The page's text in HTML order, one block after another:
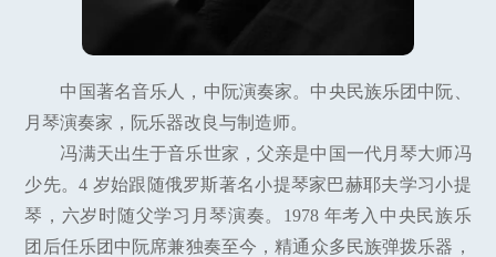
中国著名音乐人，中阮演奏家。中央民族乐团中阮、
月琴演奏家，阮乐器改良与制造师。
冯满天出生于音乐世家，父亲是中国一代月琴大师冯
少先。4 岁始跟随俄罗斯著名小提琴家巴赫耶夫学习小提
琴，六岁时随父学习月琴演奏。1978 年考入中央民族乐
团后任乐团中阮席兼独奏至今，精通众多民族弹拨乐器，